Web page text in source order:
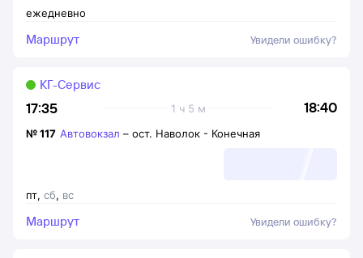
ежедневно
Маршрут Увидели ошибку?
17:35 18:40
1 ч 5 м
КГ-Сервис
пт, сб, вс
№117 Автовокзал – ост. Наволок - Конечная
Маршрут Увидели ошибку?